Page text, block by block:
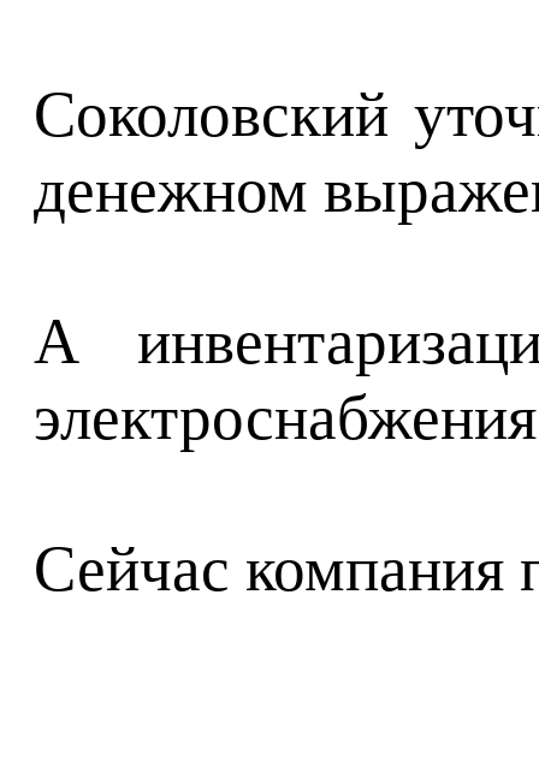
Соколовский
денежном
А
Сейчас компания